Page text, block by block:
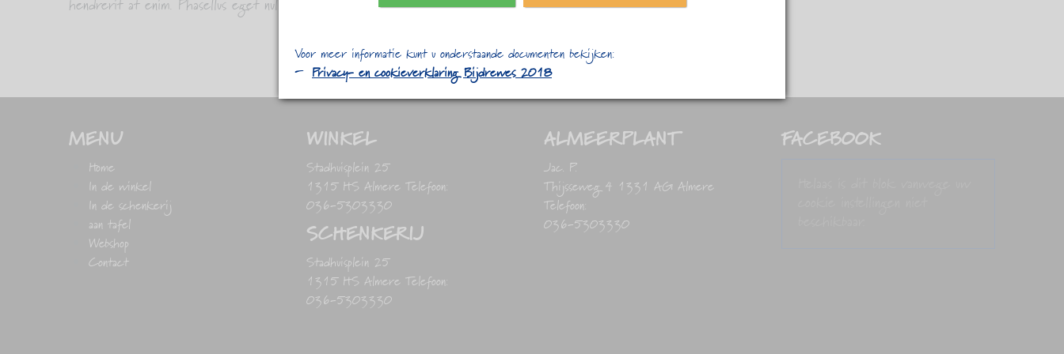
hendrerit at enim. Phasellus eget nulla massa.
MENU
Home
In de winkel
In de schenkerij
aan tafel
Webshop
Contact
WINKEL
Stadhuisplein 25
1315 HS Almere Telefoon:
036-5303330
SCHENKERIJ
Stadhuisplein 25
1315 HS Almere Telefoon:
036-5303330
ALMEERPLANT
Jac. P.
Thijsseweg 4 1331 AG Almere
Telefoon:
036-5303330
FACEBOOK
Voor meer informatie kunt u onderstaande documenten bekijken:
Privacy- en cookieverklaring Bijdrewes 2018